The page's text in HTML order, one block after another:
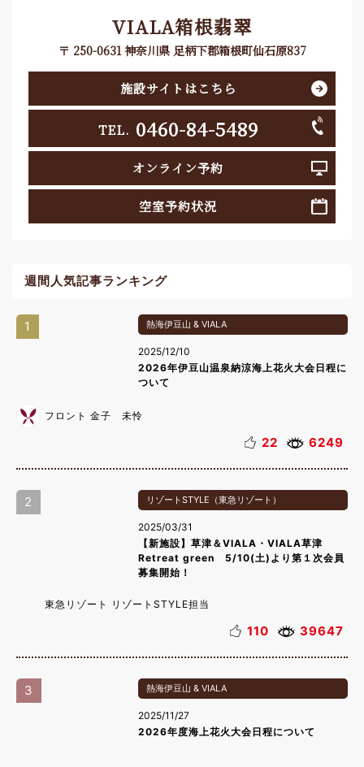
VIALA箱根翡翠
〒 250-0631 神奈川県 足柄下郡箱根町仙石原837
施設サイトはこちら
TEL. 0460-84-5489
オンライン予約
空室予約状況
週間人気記事ランキング
1 熱海伊豆山 & VIALA
2025/12/10
2026年伊豆山温泉納涼海上花火大会日程に
ついて
フロント 金子 未怜
22 6249
2 リゾートSTYLE（東急リゾート）
2025/03/31
【新施設】草津＆VIALA・VIALA草津
Retreat green 5/10(土)より第１次会員
募集開始！
東急リゾート リゾートSTYLE担当
110 39647
3 熱海伊豆山 & VIALA
2025/11/27
2026年度海上花火大会日程について